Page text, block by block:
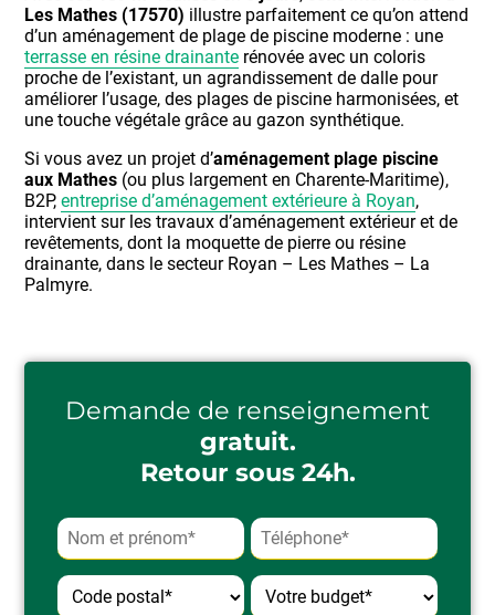
Les Mathes (17570) illustre parfaitement ce qu’on attend
d’un aménagement de plage de piscine moderne : une
terrasse en résine drainante rénovée avec un coloris
proche de l’existant, un agrandissement de dalle pour
améliorer l’usage, des plages de piscine harmonisées, et
une touche végétale grâce au gazon synthétique.
Si vous avez un projet d’aménagement plage piscine
aux Mathes (ou plus largement en Charente-Maritime),
B2P,entreprise d’aménagement extérieure à Royan,
intervient sur les travaux d’aménagement extérieur et de
revêtements, dont la moquette de pierre ou résine
drainante, dans le secteur Royan – Les Mathes – La
Palmyre.
Demande de renseignement
gratuit.
Retour sous 24h.